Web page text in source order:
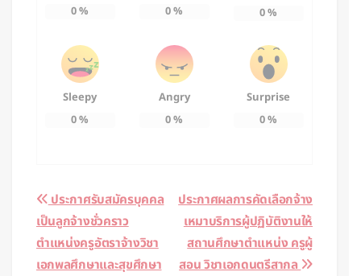
0%
0%
0%
Sleepy
0%
Angry
0%
Surprise
0%
Post
navigation
ประกาศผลการคัดเลือกจ้าง
เหมาบริการผู้ปฏิบัติงานให้
สถานศึกษาตำแหน่ง ครูผู้
สอน วิชาเอกดนตรีสากล
ประกาศรับสมัครบุคคล
เป็นลูกจ้างชั่วคราว
ตำแหน่งครูอัตราจ้างวิชา
เอกพลศึกษาและสุขศึกษา